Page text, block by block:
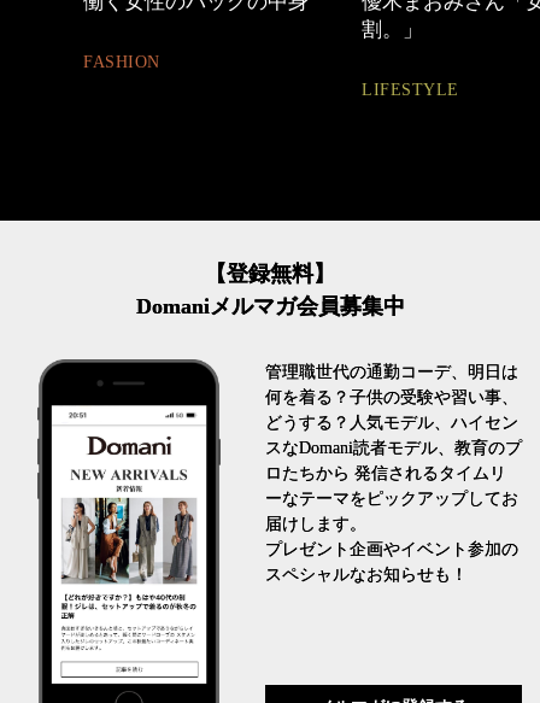
ュアル通勤】
FASHION
【登録無料】
Domaniメルマガ会員募集中
管理職世代の通勤コーデ、明日は
何を着る？子供の受験や習い事、
どうする？人気モデル、ハイセン
スなDomani読者モデル、教育のプ
ロたちから 発信されるタイムリ
ーなテーマをピックアップしてお
届けします。
プレゼント企画やイベント参加の
スペシャルなお知らせも！